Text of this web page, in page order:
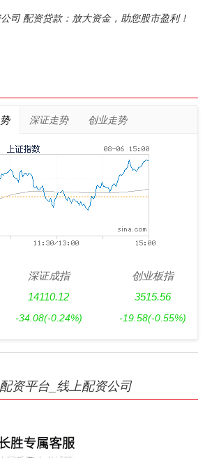
司 配资贷款：放大资金，助您股市盈利！
深证走势 创业走势
深证成指
14110.12
-34.08(-0.24%)
创业板指
3515.56
-19.58(-0.55%)
资平台_线上配资公司